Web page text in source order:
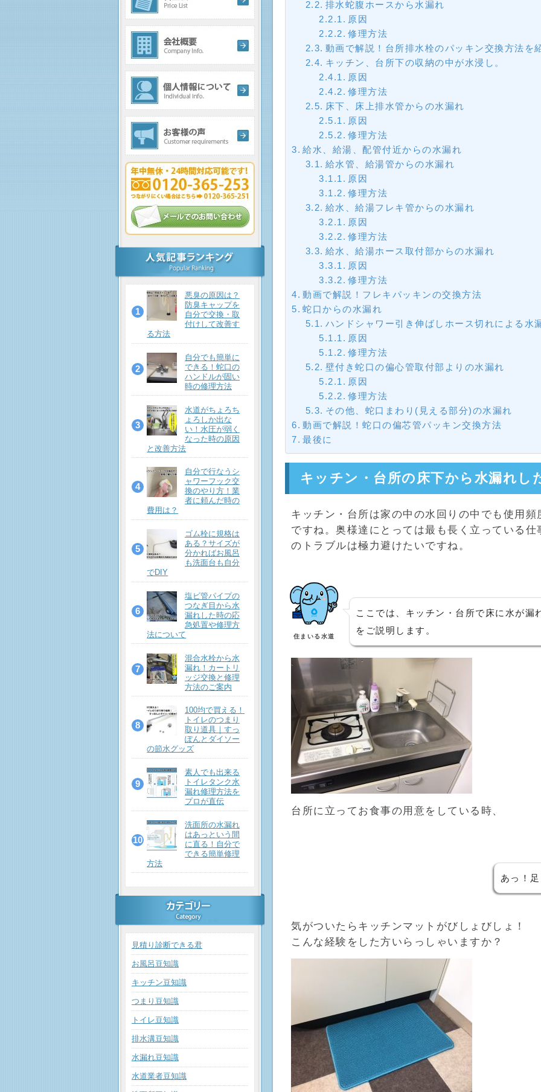
排水蛇腹ホースから水漏れ
原因
修理方法
動画で解説！台所排水栓のパッキン交換方法を
キッチン、台所下の収納の中が水浸し。
原因
修理方法
床下、床上排水管からの水漏れ
原因
修理方法
給水、給湯、配管付近からの水漏れ
給水管、給湯管からの水漏れ
原因
修理方法
給水、給湯フレキ管からの水漏れ
原因
修理方法
給水、給湯ホース取付部からの水漏れ
原因
修理方法
動画で解説！フレキパッキンの交換方法
蛇口からの水漏れ
ハンドシャワー引き伸ばしホース切れによる水
原因
修理方法
壁付き蛇口の偏心管取付部よりの水漏れ
原因
修理方法
その他、蛇口まわり(見える部分)の水漏れ
動画で解説！蛇口の偏芯管パッキン交換方法
最後に
キッチン・台所の床下から水漏れし
キッチン・台所は家の中の水回りの中でも使用
ですね。奥様達にとっては最も長く立っている
のトラブルは極力避けたいですね。
住まいる水道
ここでは、キッチン・台所で床に水が漏
をご説明します。
台所に立ってお食事の用意をしている時、
あっ！
気がついたらキッチンマットがびしょびしょ！
こんな経験をした方いらっしゃいますか？
悪臭の原因は？
防臭キャップを
自分で交換・取
付けして改善す
る方法
自分でも簡単に
できる！蛇口の
ハンドルが固い
時の修理方法
水道がちょろち
ょろしか出な
い！水圧が弱く
なった時の原因
と改善方法
自分で行なうシ
ャワーフック交
換のやり方！業
者に頼んだ時の
費用は？
ゴム栓に規格は
ある？サイズが
分かればお風呂
も洗面台も自分
でDIY
塩ビ管パイプの
つなぎ目から水
漏れした時の応
急処置や修理方
法について
混合水栓から水
漏れ！カートリ
ッジ交換と修理
方法のご案内
100均で買える！
トイレのつまり
取り道具｜すっ
ぽんとダイソー
の節水グッズ
素人でも出来る
トイレタンク水
漏れ修理方法を
プロが直伝
洗面所の水漏れ
はあっという間
に直る！自分で
できる簡単修理
方法
見積り診断できる君
お風呂豆知識
キッチン豆知識
つまり豆知識
トイレ豆知識
排水溝豆知識
水漏れ豆知識
水道業者豆知識